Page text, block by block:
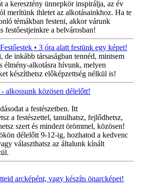
a keresztény ünnepkör inspirálja, az év
merítünk ihletet az alkotásainkhoz. Ha te
témákban festeni, akkor várunk
festőestjeinkre a belvárosban!
• 3 óra alatt festünk egy képet!
de inkább társaságban tennéd, mintsem
élmény-alkotásra hívunk, melyen
készíthetsz előképzettség nélkül is!
alkossunk közösen délelőtt!
a festészetben. Itt
a festészettel, tanulhatsz, fejlődhetsz,
szert és mindezt örömmel, közösen!
délelőtt 9-12-ig, hozhatod a kedvenc
választhatsz az általunk kínált
arcképént, vagy készíts önarcképet!